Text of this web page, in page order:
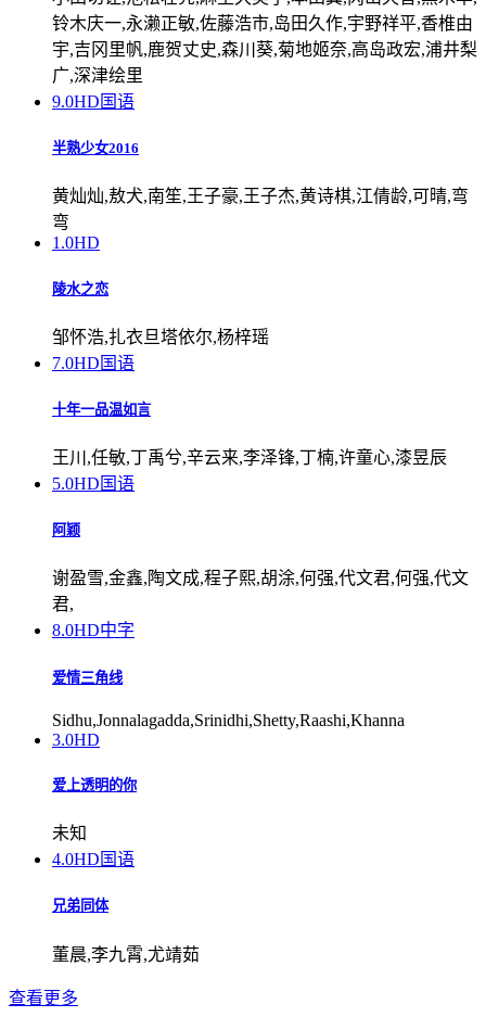
铃木庆一,永濑正敏,佐藤浩市,岛田久作,宇野祥平,香椎由
宇,吉冈里帆,鹿贺丈史,森川葵,菊地姬奈,高岛政宏,浦井梨
广,深津绘里
9.0HD国语
半熟少女2016
黄灿灿,敖犬,南笙,王子豪,王子杰,黄诗棋,江倩龄,可晴,弯
弯
1.0HD
陵水之恋
邹怀浩,扎衣旦塔依尔,杨梓瑶
7.0HD国语
十年一品温如言
王川,任敏,丁禹兮,辛云来,李泽锋,丁楠,许童心,漆昱辰
5.0HD国语
阿颖
谢盈雪,金鑫,陶文成,程子熙,胡涂,何强,代文君,何强,代文
君,
8.0HD中字
爱情三角线
Sidhu,Jonnalagadda,Srinidhi,Shetty,Raashi,Khanna
3.0HD
爱上透明的你
未知
4.0HD国语
兄弟同体
董晨,李九霄,尤靖茹
查看更多